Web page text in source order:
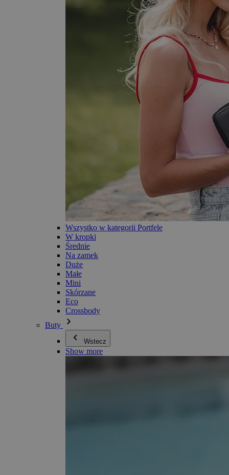
Wszystko w kategorii Portfele
W kropki
Średnie
Na zamek
Duże
Małe
Mini
Skórzane
Eco
Crossbody
Buty
Wstecz
Show more